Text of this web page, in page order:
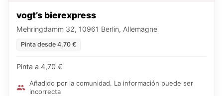
vogt’s bierexpress
Mehringdamm 32, 10961 Berlin, Allemagne
Pinta desde 4,70 €
Pinta a 4,70 €
Añadido por la comunidad. La información puede ser
incorrecta